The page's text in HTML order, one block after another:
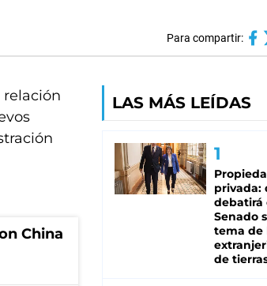
Para compartir:
relación
China
LAS MÁS LEÍDAS
privada:
debatirá
Senado
tema de
de